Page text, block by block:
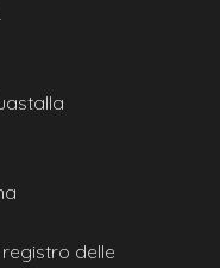
registro delle